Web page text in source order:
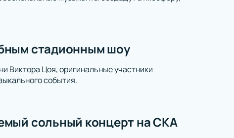
стадионным шоу
Виктора Цоя, оригинальные участники
события.
сольный концерт на СКА